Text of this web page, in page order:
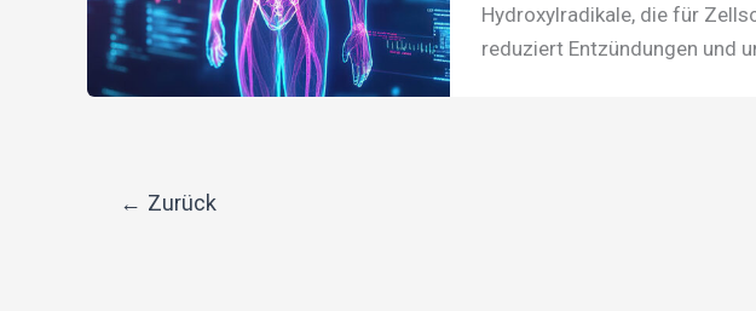
Hydroxylradikale, die für
reduziert Entzündungen und
← Zurück